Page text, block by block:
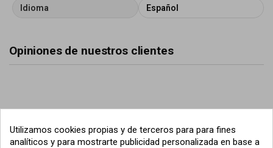
Idioma Español
Opiniones de nuestros clientes
Utilizamos cookies propias y de terceros para para fines
analíticos y para mostrarte publicidad personalizada en base a